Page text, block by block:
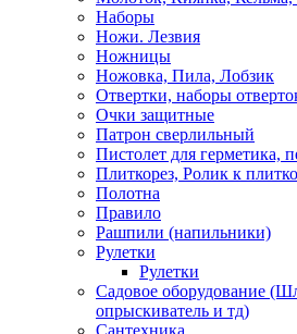
Наборы
Ножи. Лезвия
Ножницы
Ножовка, Пила, Лобзик
Отвертки, наборы
Очки защитные
Патрон сверлильный
Пистолет для герметика,
Плиткорез, Ролик к
Полотна
Правило
Рашпили (напильники)
Рулетки
Рулетки
Садовое оборудование
опрыскиватель и тд)
Сантехника